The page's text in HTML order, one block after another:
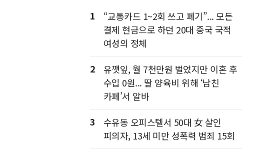
1
“교통카드 1~2회 쓰고 폐기”... 모든
결제 현금으로 하던 20대 중국 국적
여성의 정체
2
유깻잎, 월 7천만원 벌었지만 이혼 후
수입 0원... 딸 양육비 위해 ‘남친
카페’서 알바
3
수유동 오피스텔서 50대 女 살인
피의자, 13세 미만 성폭력 범죄 15회